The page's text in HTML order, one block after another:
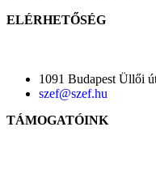
ELÉRHETŐSÉG
1091 Budapest Üllői
szef@szef.hu
TÁMOGATÓINK